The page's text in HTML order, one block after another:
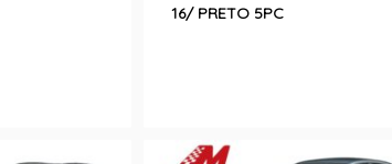
16/ PRETO 5PC